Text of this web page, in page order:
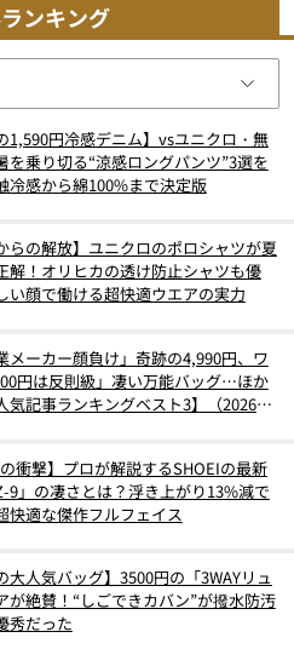
ンキング
1,590円冷感デニム】vsユニクロ・無
を乗り切る“涼感ロングパンツ”3選を
冷感から綿100%まで決定版
らの解放】ユニクロのポロシャツが夏
解！オリヒカの透け防止シャツも優
い顔で働ける超快適ウエアの実力
メーカー顔負け」奇跡の4,990円、ワ
円は反則級」凄い万能バッグ…ほか
気記事ランキングベスト3】（2026年
の衝撃】プロが解説するSHOEIの最新
9」の凄さとは？浮き上がり13%減で
快適な傑作フルフェイス
大人気バッグ】3500円の「3WAYリュ
が絶賛！“しごできカバン”が撥水防汚
秀だった